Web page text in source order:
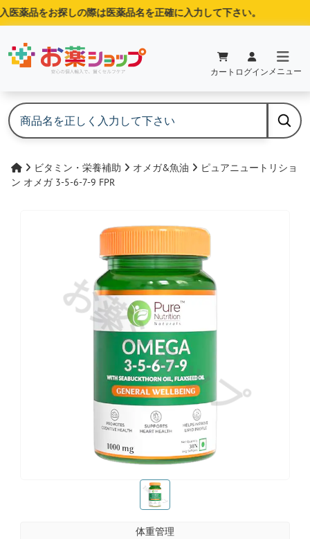
薬品をお探しの際は医薬品名を正確に入力して下さい。
カート ログイン メニュー
ビタミン・栄養補助 オメガ&魚油
ピュアニュートリショ
ン オメガ 3-5-6-7-9 FPR
お薬ショップ
お薬ショップ
体重管理